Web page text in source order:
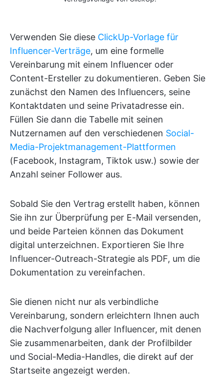
Verwenden Sie diese ClickUp-Vorlage für
Influencer-Verträge, um eine formelle
Vereinbarung mit einem Influencer oder
Content-Ersteller zu dokumentieren. Geben Sie
zunächst den Namen des Influencers, seine
Kontaktdaten und seine Privatadresse ein.
Füllen Sie dann die Tabelle mit seinen
Nutzernamen auf den verschiedenen Social-
Media-Projektmanagement-Plattformen
(Facebook, Instagram, Tiktok usw.) sowie der
Anzahl seiner Follower aus.
Sobald Sie den Vertrag erstellt haben, können
Sie ihn zur Überprüfung per E-Mail versenden,
und beide Parteien können das Dokument
digital unterzeichnen. Exportieren Sie Ihre
Influencer-Outreach-Strategie als PDF, um die
Dokumentation zu vereinfachen.
Sie dienen nicht nur als verbindliche
Vereinbarung, sondern erleichtern Ihnen auch
die Nachverfolgung aller Influencer, mit denen
Sie zusammenarbeiten, dank der Profilbilder
und Social-Media-Handles, die direkt auf der
Startseite angezeigt werden.